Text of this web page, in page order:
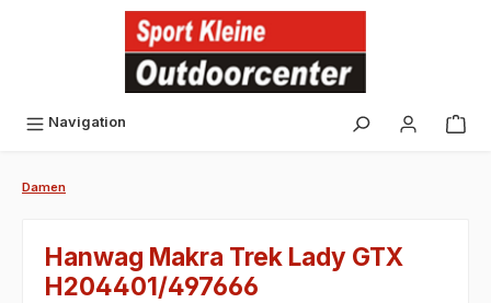
Navigation
Damen
Hanwag Makra Trek Lady GTX
H204401/497666